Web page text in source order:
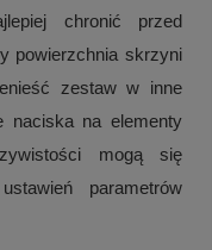
chronić przed
powierzchnia skrzyni
zestaw w inne
naciska na elementy
mogą się
parametrów